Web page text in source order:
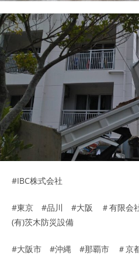
#IBC株式会社
#東京 #品川 #大阪 ＃有限会
(有)茨木防災設備
#大阪市 #沖縄 #那覇市 ＃京